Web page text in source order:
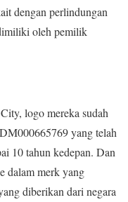
dengan perlindungan
oleh pemilik
logo mereka sudah
yang telah
10 tahun kedepan. Dan
dalam merk yang
diberikan dari negara